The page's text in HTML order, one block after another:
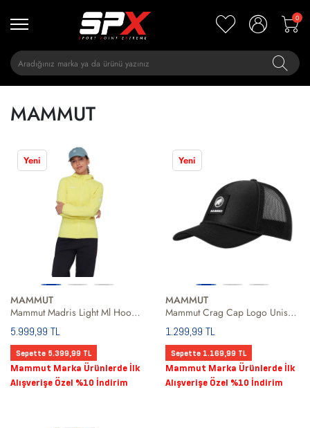
0
MAMMUT
Yeni
MAMMUT
Mammut Madris Light Ml Hooded Women Kadın Sarı Fleece
5.999,99 TL
Sepette 5.399,99 TL
Mammut Marka Ürünlerde İlk
Alışverişe Özel %10 İndirim
Yeni
MAMMUT
Mammut Crag Cap Logo Unisex Siyah Şapka
1.299,99 TL
Sepette 1.169,99 TL
Mammut Marka Ürünlerde İlk
Alışverişe Özel %10 İndirim